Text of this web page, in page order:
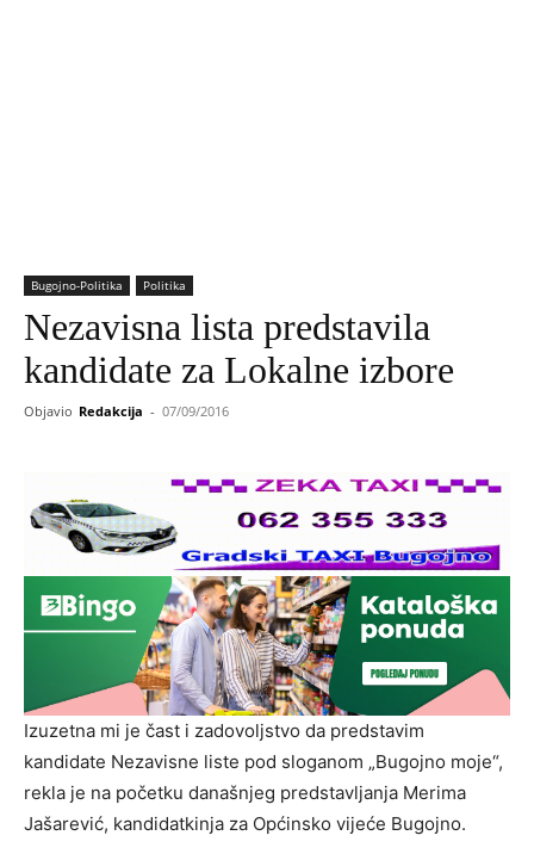
Bugojno-Politika Politika
Nezavisna lista predstavila
kandidate za Lokalne izbore
Objavio Redakcija - 07/09/2016
Izuzetna mi je čast i zadovoljstvo da predstavim
kandidate Nezavisne liste pod sloganom „Bugojno moje“,
rekla je na početku današnjeg predstavljanja Merima
Jašarević, kandidatkinja za Općinsko vijeće Bugojno.